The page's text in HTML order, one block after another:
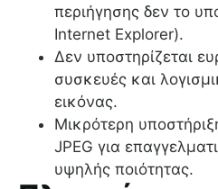
περιήγησης δεν το
Internet Explorer).
Δεν υποστηρίζεται
συσκευές και
εικόνας.
Μικρότερη
JPEG για
υψηλής ποιότητας.